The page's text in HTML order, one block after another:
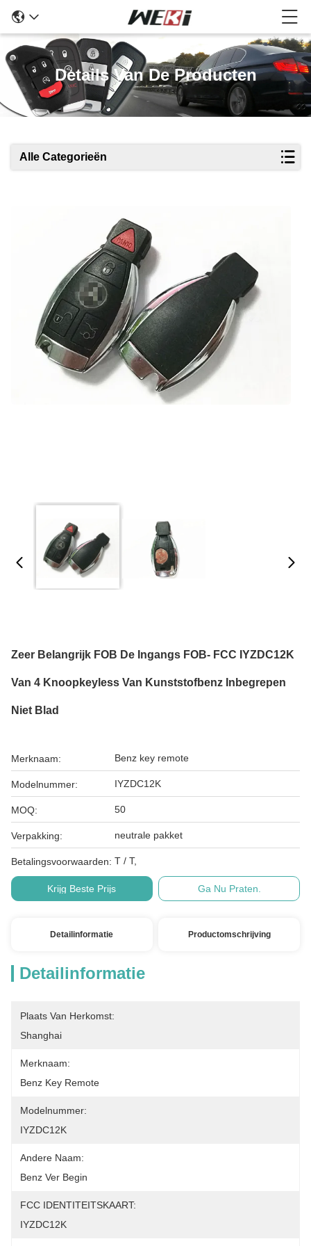
Details Van De Producten
Alle Categorieën
Zeer Belangrijk FOB De Ingangs FOB- FCC IYZDC12K
Van 4 Knoopkeyless Van Kunststofbenz Inbegrepen
Niet Blad
Merknaam: Benz key remote
Modelnummer: IYZDC12K
MOQ: 50
Verpakking: neutrale pakket
Betalingsvoorwaarden: T / T,
Krijg Beste Prijs Ga Nu Praten.
Detailinformatie Productomschrijving
Detailinformatie
Plaats Van Herkomst:
Shanghai
Merknaam:
Benz Key Remote
Modelnummer:
IYZDC12K
Andere Naam:
Benz Ver Begin
FCC IDENTITEITSKAART:
IYZDC12K